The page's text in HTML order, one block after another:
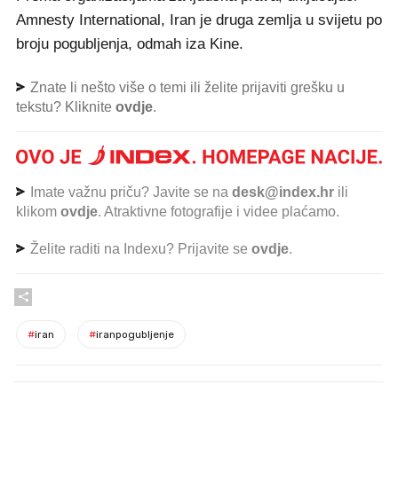
Amnesty International, Iran je druga zemlja u svijetu po
broju pogubljenja, odmah iza Kine.
Znate li nešto više o temi ili želite prijaviti grešku u
tekstu? Kliknite ovdje.
Imate važnu priču? Javite se na desk@index.hr ili
klikom ovdje. Atraktivne fotografije i videe plaćamo.
Želite raditi na Indexu? Prijavite se ovdje.
#iran #iranpogubljenje